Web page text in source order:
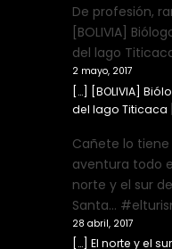
De profesión,
[BOLIVIA]
del lago
2 mayo, 2017
[…] [BOLIVIA]
del lago Titicaca
Cañete lo
aventura todo
norte y el sur
Santa…
28 abril, 2017
[…] El norte y el